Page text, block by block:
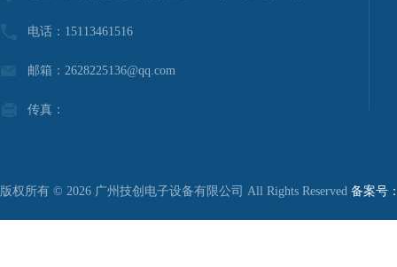
电话：15113461516
邮箱：2628225136@qq.com
传真：
版权所有 © 2026 广州技创电子设备有限公司 All Rights Reserved 备案号